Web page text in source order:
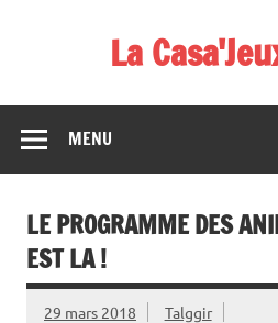
La
démos et
MENU
LE PROGRAMME DES
EST LA !
29 mars 2018 Talggir